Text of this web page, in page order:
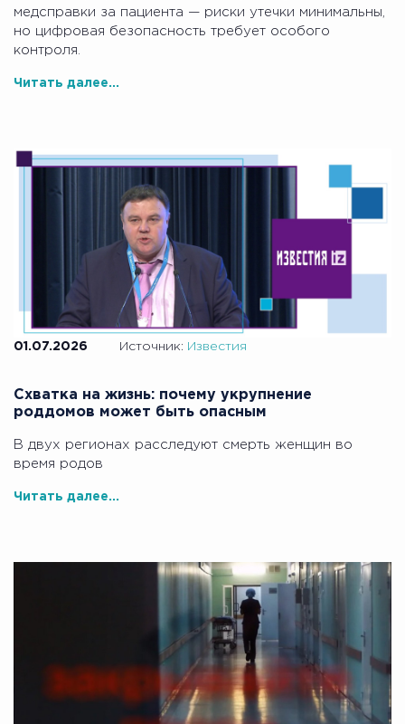
медсправки за пациента — риски утечки минимальны,
но цифровая безопасность требует особого
контроля.
Читать далее...
01.07.2026 Источник: Известия
Схватка на жизнь: почему укрупнение
роддомов может быть опасным
В двух регионах расследуют смерть женщин во
время родов
Читать далее...